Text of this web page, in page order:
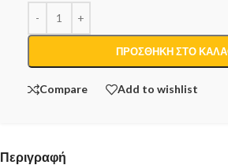
ΠΡΟΣΘΉΚΗ ΣΤΟ
Compare Add to wishlist
Περιγραφή